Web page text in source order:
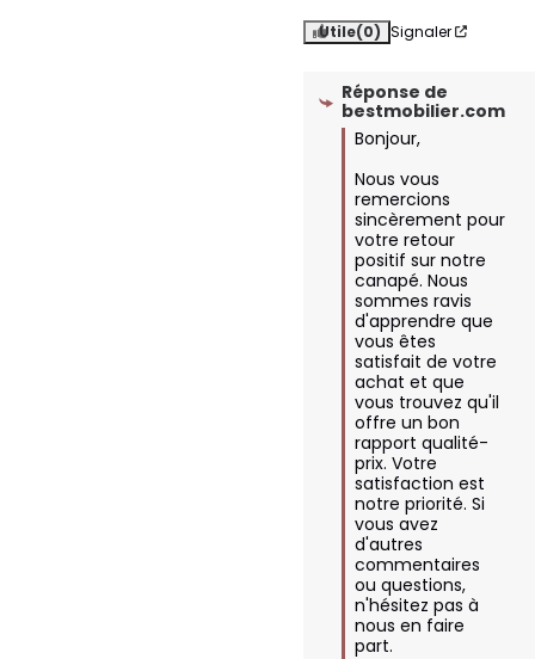
Utile(0) Signaler
Réponse de
bestmobilier.com
Bonjour,
Nous vous
remercions
sincèrement pour
votre retour
positif sur notre
canapé. Nous
sommes ravis
d'apprendre que
vous êtes
satisfait de votre
achat et que
vous trouvez qu'il
offre un bon
rapport qualité-
prix. Votre
satisfaction est
notre priorité. Si
vous avez
d'autres
commentaires
ou questions,
n'hésitez pas à
nous en faire
part.